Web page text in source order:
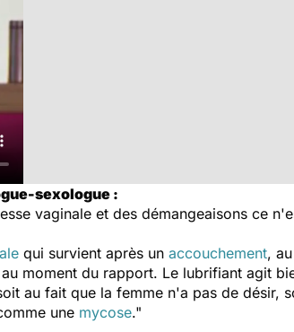
sexologue :
vaginale et des démangeaisons ce
qui survient après un accouchement,
moment du rapport. Le lubrifiant agit
au fait que la femme n'a pas de désir,
une mycose."